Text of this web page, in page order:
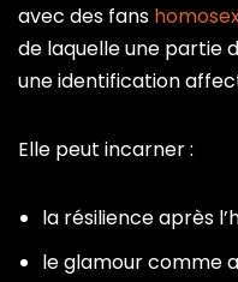
avec des fans
de laquelle une partie
une identification
Elle peut incarner :
la résilience après
le glamour comme